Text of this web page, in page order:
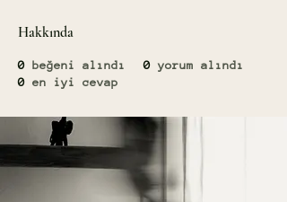
Hakkında
0 beğeni alındı 0 yorum alındı
0 en iyi cevap